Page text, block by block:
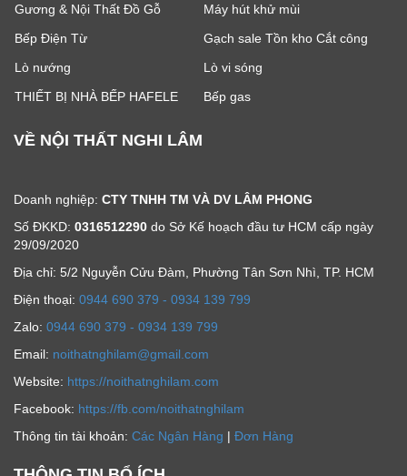
Gương & Nội Thất Đồ Gỗ
Máy hút khử mùi
Bếp Điện Từ
Gạch sale Tồn kho Cắt công
Lò nướng
Lò vi sóng
THIẾT BỊ NHÀ BẾP HAFELE
Bếp gas
VỀ NỘI THẤT NGHI LÂM
Doanh nghiệp: CTY TNHH TM VÀ DV LÂM PHONG
Số ĐKKD: 0316512290 do Sở Kế hoạch đầu tư HCM cấp ngày
29/09/2020
Địa chỉ: 5/2 Nguyễn Cửu Đàm, Phường Tân Sơn Nhì, TP. HCM
Ðiện thoại: 0944 690 379 - 0934 139 799
Zalo: 0944 690 379 - 0934 139 799
Email: noithatnghilam@gmail.com
Website: https://noithatnghilam.com
Facebook: https://fb.com/noithatnghilam
Thông tin tài khoản: Các Ngân Hàng | Đơn Hàng